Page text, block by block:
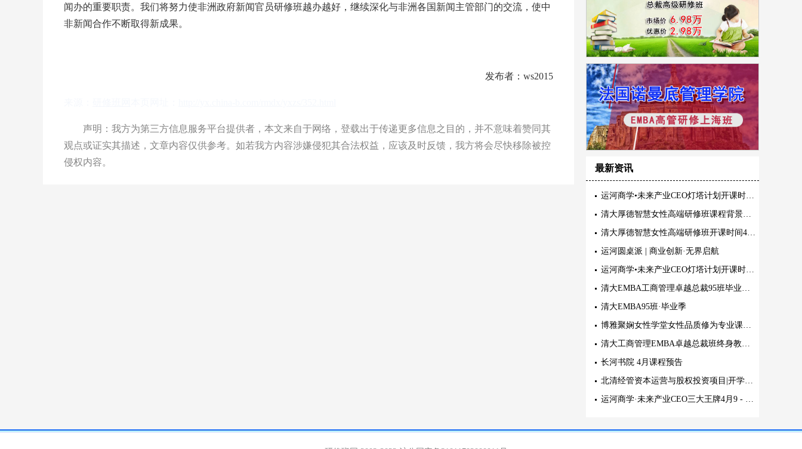
闻办的重要职责。我们将努力使非洲政府新闻官员研修班越办越好，继续深化与非洲各国新闻主管部门的交流，使中
非新闻合作不断取得新成果。
发布者：ws2015
声明：我方为第三方信息服务平台提供者，本文来自于网络，登载出于传递更多信息之目的，并不意味着赞同其
观点或证实其描述，文章内容仅供参考。如若我方内容涉嫌侵犯其合法权益，应该及时反馈，我方将会尽快移除被控
侵权内容。
最新资讯
运河商学•未来产业CEO灯塔计划开课时间：5月14日-16日(北京)
清大厚德智慧女性高端研修班课程背景及教学管理
清大厚德智慧女性高端研修班开课时间4月19日 清华园
运河圆桌派 | 商业创新·无界启航
运河商学•未来产业CEO灯塔计划开课时间：5月14日-16日(北京)
清大EMBA工商管理卓越总裁95班毕业典礼
清大EMBA95班·毕业季
博雅聚娴女性学堂女性品质修为专业课堂学院简介及设立初衷
清大工商管理EMBA卓越总裁班终身教育陪伴、成就新一代行业领导者
长河书院 4月课程预告
北清经管资本运营与股权投资项目|开学典礼2025年4月19日-20日
运河商学·未来产业CEO三大王牌4月9 - 11日北京开课